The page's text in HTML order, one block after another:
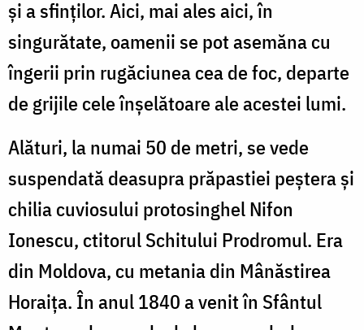
și a sfinților. Aici, mai ales aici, în
singurătate, oamenii se pot asemăna cu
îngerii prin rugăciunea cea de foc, departe
de grijile cele înșelătoare ale acestei lumi.
Alături, la numai 50 de metri, se vede
suspendată deasupra prăpastiei peștera și
chilia cuviosului protosinghel Nifon
Ionescu, ctitorul Schitului Prodromul. Era
din Moldova, cu metania din Mânăstirea
Horaiţa. În anul 1840 a venit în Sfântul